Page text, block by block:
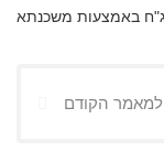
למאמר הקודם